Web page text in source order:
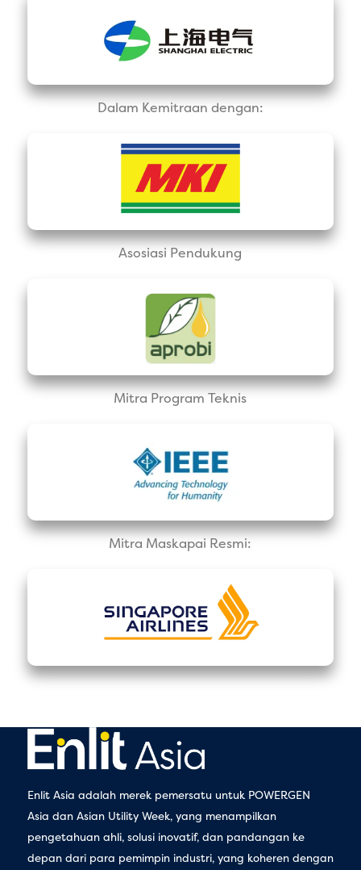
Dalam Kemitraan dengan:
Asosiasi Pendukung
Mitra Program Teknis
Mitra Maskapai Resmi:
Enlit Asia adalah merek pemersatu untuk POWERGEN
Asia dan Asian Utility Week, yang menampilkan
pengetahuan ahli, solusi inovatif, dan pandangan ke
depan dari para pemimpin industri, yang koheren dengan